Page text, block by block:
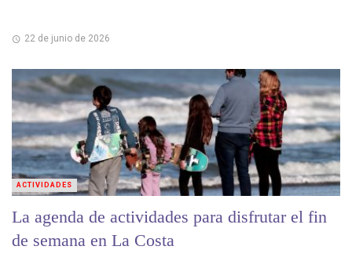
22 de junio de 2026
La agenda de actividades para disfrutar el fin
de semana en La Costa
ACTIVIDADES